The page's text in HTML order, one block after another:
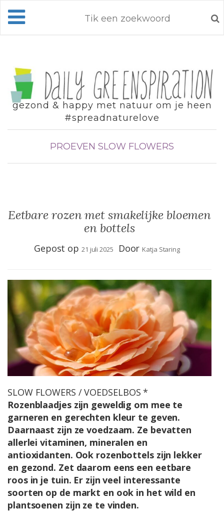
gezond & happy met natuur om je heen
#spreadnaturelove
PROEVEN SLOW FLOWERS
Eetbare rozen met smakelijke bloemen
en bottels
Gepost op 21 juli 2025 Door Katja Staring
SLOW FLOWERS / VOEDSELBOS *
Rozenblaadjes zijn geweldig om mee te
garneren en gerechten kleur te geven.
Daarnaast zijn ze voedzaam. Ze bevatten
allerlei vitaminen, mineralen en
antioxidanten. Ook rozenbottels zijn lekker
en gezond. Zet daarom eens een eetbare
roos in je tuin. Er zijn veel interessante
soorten op de markt en ook in het wild en
plantsoenen zijn ze te vinden.